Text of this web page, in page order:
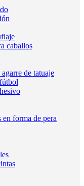
caballos
de tatuaje
en forma de pera